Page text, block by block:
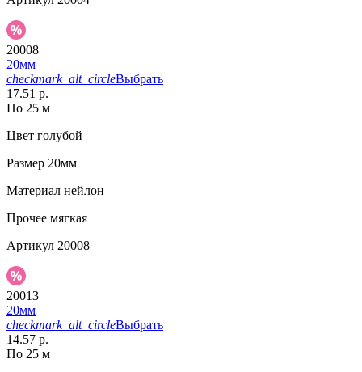
20008
20мм
checkmark_alt_circleВыбрать
17.51 р.
По 25 м
Цвет голубой
Размер 20мм
Материал нейлон
Прочее мягкая
Артикул 20008
20013
20мм
checkmark_alt_circleВыбрать
14.57 р.
По 25 м